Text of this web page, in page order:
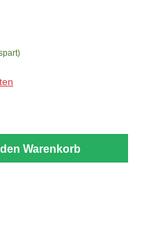
den Warenkorb